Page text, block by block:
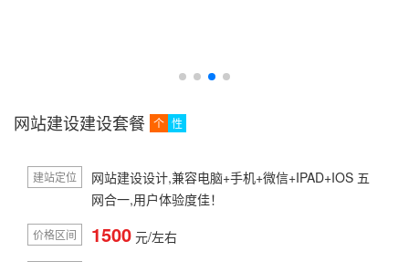
网站建设建设套餐 个 性
建站定位
网站建设设计,兼容电脑+手机+微信+IPAD+IOS 五
网合一,用户体验度佳！
价格区间 1500 元/左右